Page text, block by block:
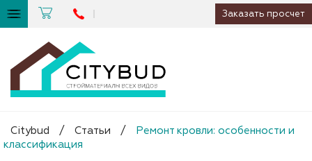
Заказать просчет
Citybud / Статьи /
Ремонт кровли: особенности и
классификация